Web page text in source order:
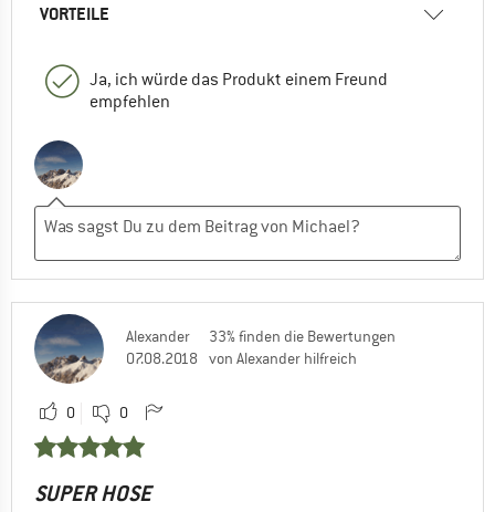
VORTEILE
Ja, ich würde das Produkt einem Freund
empfehlen
Alexander
07.08.2018
33% finden die Bewertungen
von Alexander hilfreich
0 0
SUPER HOSE